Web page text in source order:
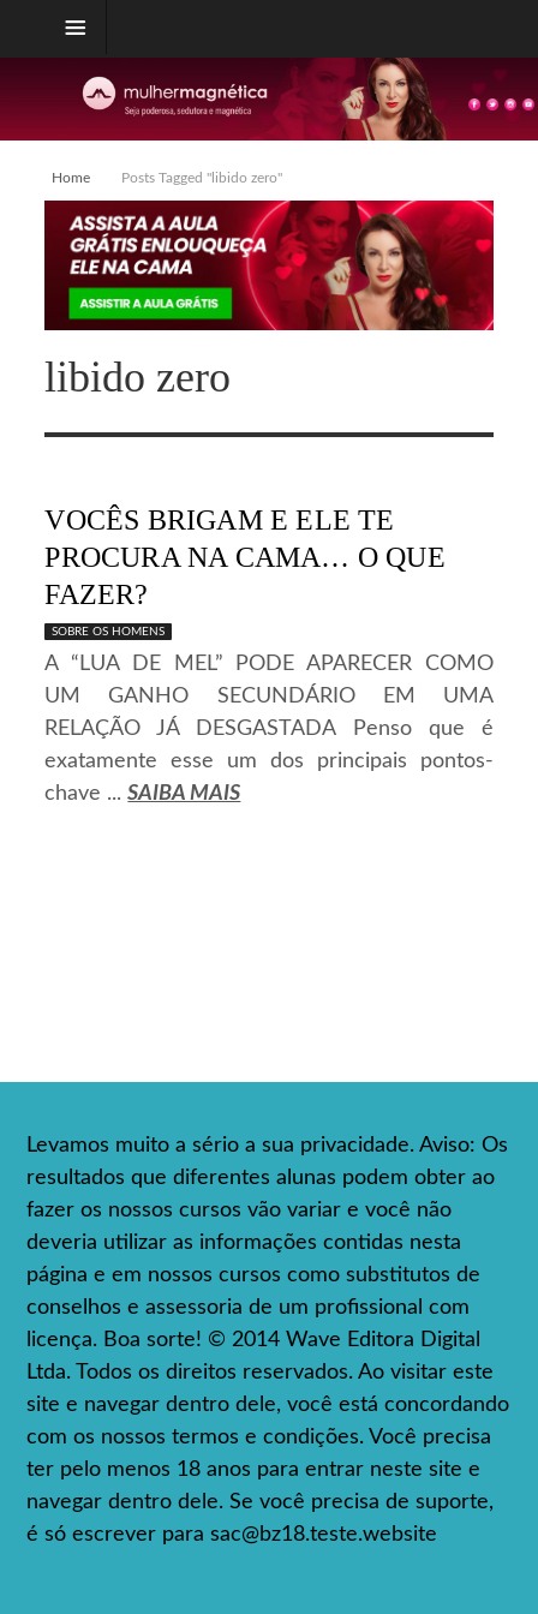
Home Posts Tagged "libido zero"
libido zero
VOCÊS BRIGAM E ELE TE
PROCURA NA CAMA… O QUE
FAZER?
SOBRE OS HOMENS
A “LUA DE MEL” PODE APARECER COMO
UM GANHO SECUNDÁRIO EM UMA
RELAÇÃO JÁ DESGASTADA Penso que é
exatamente esse um dos principais pontos-
chave ...SAIBA MAIS
Levamos muito a sério a sua privacidade. Aviso: Os
resultados que diferentes alunas podem obter ao
fazer os nossos cursos vão variar e você não
deveria utilizar as informações contidas nesta
página e em nossos cursos como substitutos de
conselhos e assessoria de um profissional com
licença. Boa sorte! © 2014 Wave Editora Digital
Ltda. Todos os direitos reservados. Ao visitar este
site e navegar dentro dele, você está concordando
com os nossos termos e condições. Você precisa
ter pelo menos 18 anos para entrar neste site e
navegar dentro dele. Se você precisa de suporte,
é só escrever parasac@bz18.teste.website